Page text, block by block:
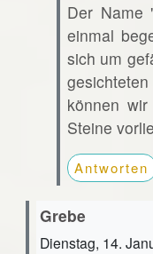
Der Name
einmal
sich um
können
Steine
Antworten
Grebe
Dienstag, 14.